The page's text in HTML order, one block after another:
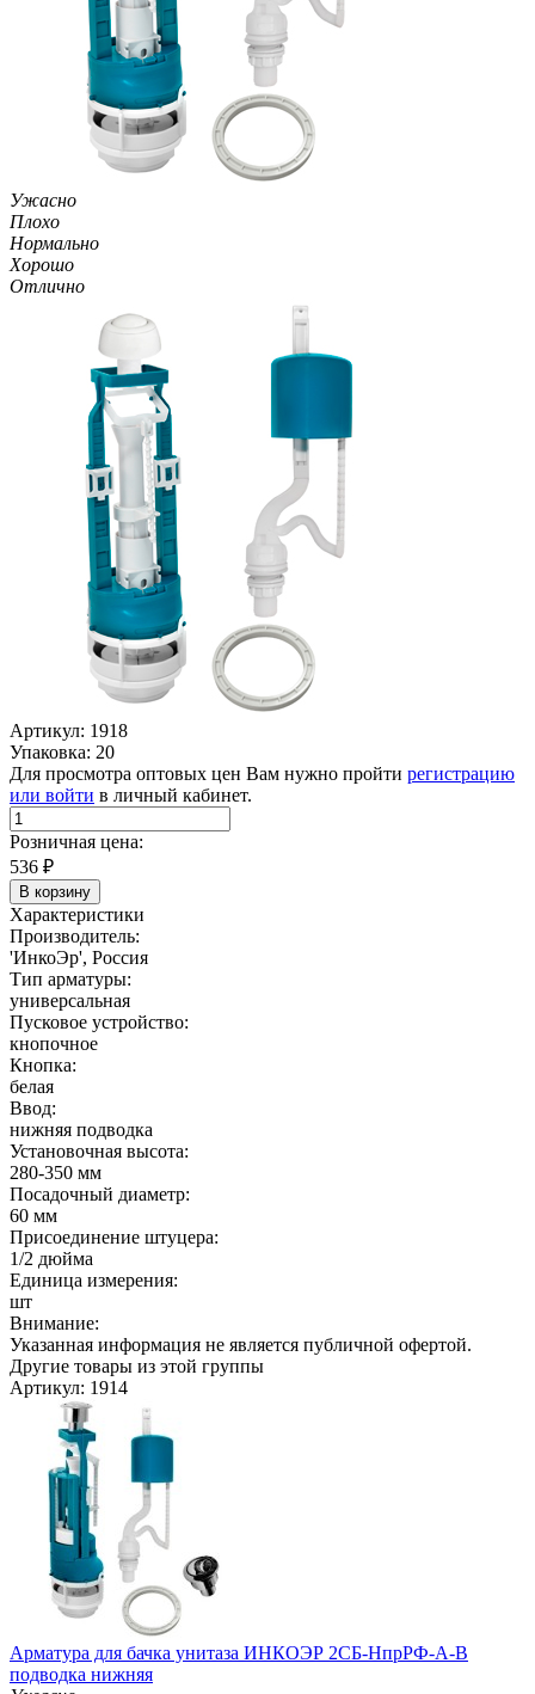
Ужасно
Плохо
Нормально
Хорошо
Отлично
Артикул: 1918
Упаковка: 20
Для просмотра оптовых цен Вам нужно пройти регистрацию
или войти в личный кабинет.
Розничная цена:
536 ₽
В корзину
Характеристики
Производитель:
'ИнкоЭр', Россия
Тип арматуры:
универсальная
Пусковое устройство:
кнопочное
Кнопка:
белая
Ввод:
нижняя подводка
Установочная высота:
280-350 мм
Посадочный диаметр:
60 мм
Присоединение штуцера:
1/2 дюйма
Единица измерения:
шт
Внимание:
Указанная информация не является публичной офертой.
Другие товары из этой группы
Артикул: 1914
Арматура для бачка унитаза ИНКОЭР 2СБ-НпрРФ-А-В
подводка нижняя